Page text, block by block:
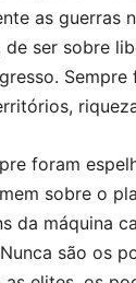
as guerras
de ser sobre
foram
sobre o
da máquina
são os